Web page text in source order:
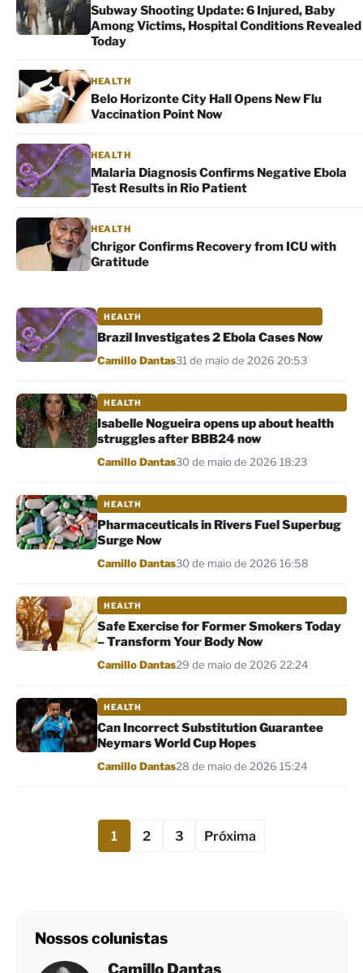
Subway Shooting Update: 6 Injured, Baby
Among Victims, Hospital Conditions Revealed
Today
HEALTH
Belo Horizonte City Hall Opens New Flu
Vaccination Point Now
HEALTH
Malaria Diagnosis Confirms Negative Ebola
Test Results in Rio Patient
HEALTH
Chrigor Confirms Recovery from ICU with
Gratitude
HEALTH
Brazil Investigates 2 Ebola Cases Now
Por
Camillo Dantas31 de maio de 2026 20:53
HEALTH
Isabelle Nogueira opens up about health
struggles after BBB24 now
Por
Camillo Dantas30 de maio de 2026 18:23
HEALTH
Pharmaceuticals in Rivers Fuel Superbug
Surge Now
Por
Camillo Dantas30 de maio de 2026 16:58
HEALTH
Safe Exercise for Former Smokers Today
– Transform Your Body Now
Por
Camillo Dantas29 de maio de 2026 22:24
HEALTH
Can Incorrect Substitution Guarantee
Neymars World Cup Hopes
Por
Camillo Dantas28 de maio de 2026 15:24
1 2 3 Próxima
Nossos colunistas